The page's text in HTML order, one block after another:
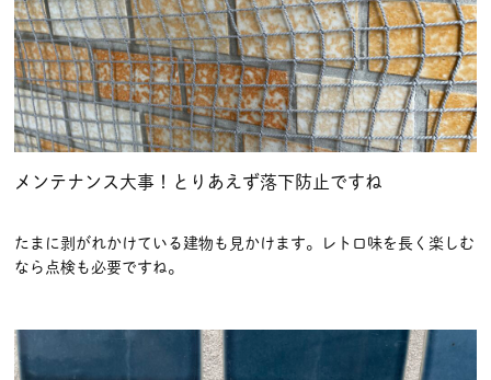
メンテナンス大事！とりあえず落下防止ですね
たまに剥がれかけている建物も見かけます。レトロ味を長く楽しむ
なら点検も必要ですね。